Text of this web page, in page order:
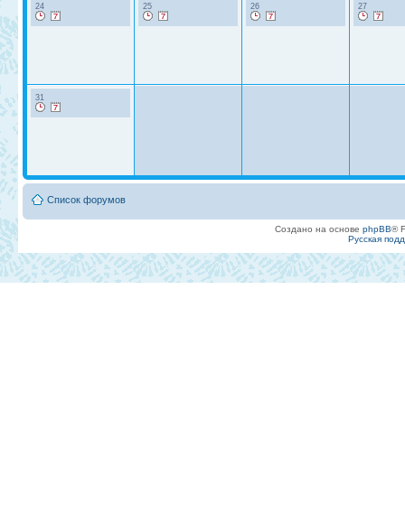
24 25 26 27
31
Список форумов
Создано на основе phpBB®
Русская